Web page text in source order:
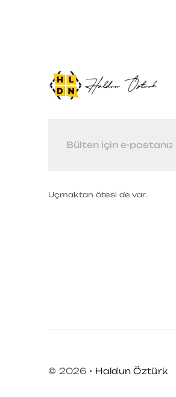
Uçmaktan ötesi de var.
© 2026 • Haldun Öztürk